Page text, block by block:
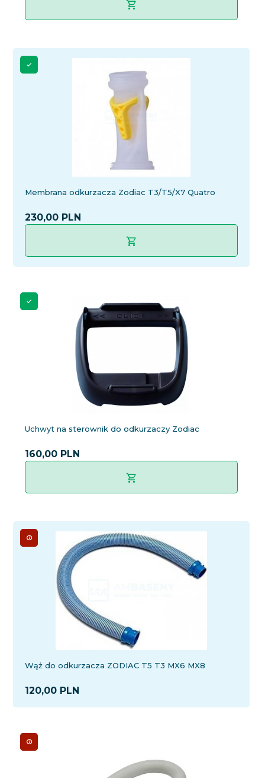
Membrana odkurzacza Zodiac T3/T5/X7 Quatro
230,00 PLN
Uchwyt na sterownik do odkurzaczy Zodiac
160,00 PLN
Wąż do odkurzacza ZODIAC T5 T3 MX6 MX8
120,00 PLN